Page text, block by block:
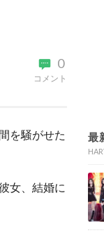
0
コメント
を騒がせた
女、結婚に
最